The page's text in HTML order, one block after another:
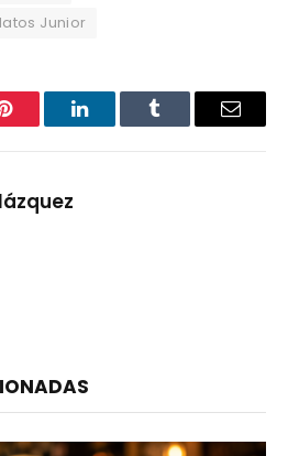
Junior
Pinterest LinkedInTumblr Email